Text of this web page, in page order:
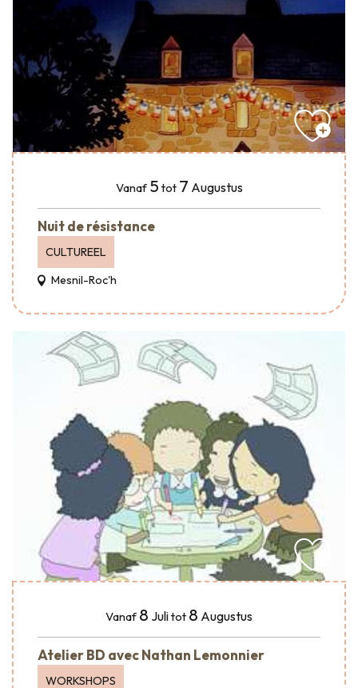
Vanaf 5 tot 7 Augustus
Nuit de résistance
CULTUREEL
Mesnil-Roc'h
Vanaf 8 Julitot 8 Augustus
Atelier BD avec Nathan Lemonnier
WORKSHOPS